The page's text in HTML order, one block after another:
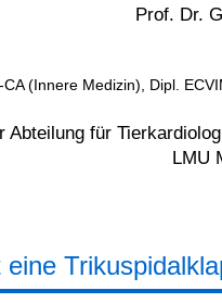
Prof. Dr.
CA (Innere Medizin), Dipl.
Abteilung für
LMU
eine